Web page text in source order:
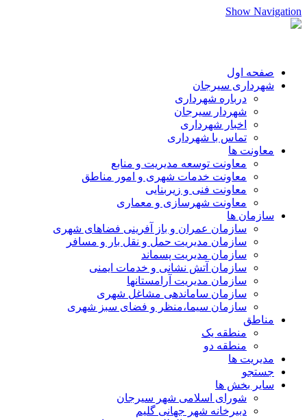
Show Navigation
صفحه اول
شهرداری سیرجان
درباره شهرداری
شهردار سیرجان
اخبار شهرداری
تماس با شهرداری
معاونت ها
معاونت توسعه مدیریت و منابع
معاونت خدمات شهری و امور مناطق
معاونت فنی و زیربنایی
معاونت شهرسازی و معماری
سازمان ها
سازمان عمران و باز آفرینی فضاهای شهری
سازمان مدیریت حمل و نقل بار و مسافر
سازمان مدیریت پسماند
سازمان آتش نشانی و خدمات ایمنی
سازمان مدیریت آرامستانها
سازمان ساماندهی مشاغل شهری
سازمان سیما،منظر و فضای سبز شهری
مناطق
منطقه یک
منطقه دو
مدیریت ها
جستجو
سایر بخش ها
شورای اسلامی شهر سیرجان
دبیرخانه شهر جهانی گلیم